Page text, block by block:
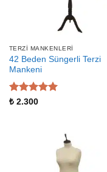
TERZI MANKENLERI
42 Beden Süngerli Terzi
Mankeni
5 üzerinden
₺2.300